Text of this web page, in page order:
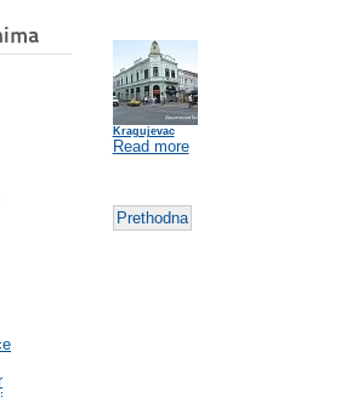
Kragujevac
Read more
Prethodna